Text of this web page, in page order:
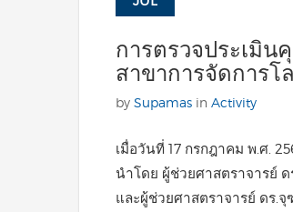
การตรวจประเมิ
สาขาการจัดการ
by Supamas in Activity
เมื่อวันที่ 17 กรกฎาคม พ.ศ.
นำโดย ผู้ช่วยศาสตราจารย์
และผู้ช่วยศาสตราจารย์ ดร